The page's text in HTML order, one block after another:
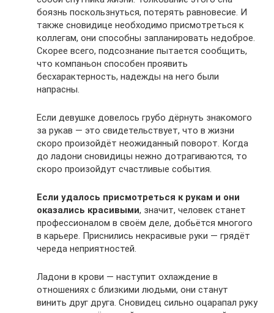
боязнь поскользнуться, потерять равновесие. И
также сновидице необходимо присмотреться к
коллегам, они способны запланировать недоброе.
Скорее всего, подсознание пытается сообщить,
что компаньон способен проявить
бесхарактерность, надежды на него были
напрасны.
Если девушке довелось грубо дёрнуть знакомого
за рукав — это свидетельствует, что в жизни
скоро произойдёт неожиданный поворот. Когда
до ладони сновидицы нежно дотрагиваются, то
скоро произойдут счастливые события.
Если удалось присмотреться к рукам и они
оказались красивыми, значит, человек станет
профессионалом в своём деле, добьётся многого
в карьере. Приснились некрасивые руки — грядёт
череда неприятностей.
Ладони в крови — наступит охлаждение в
отношениях с близкими людьми, они станут
винить друг друга. Сновидец сильно оцарапал руку